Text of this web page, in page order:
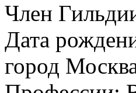
Член
Дата
город